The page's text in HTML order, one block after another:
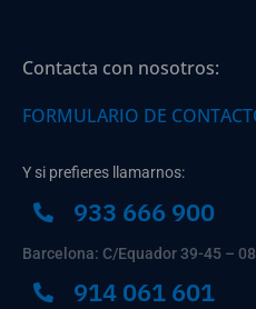
Contacta con nosotros:
FORMULARIO DE
Y si prefieres llamarnos:
933 666 900
Barcelona: C/Equador 39-45 –
914 061 601